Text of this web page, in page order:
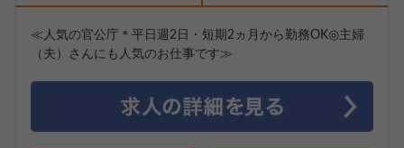
≪人気の官公庁＊平日週2日・短期2ヵ月から勤務OK◎主婦
（夫）さんにも人気のお仕事です≫